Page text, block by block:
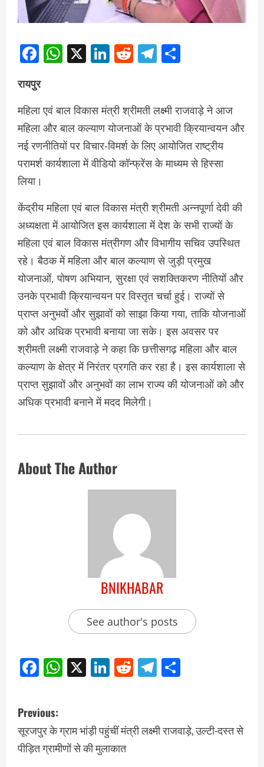
Facebook
WhatsApp
X LinkedIn
RedditTelegram
रायपुर
महिला एवं बाल विकास मंत्री श्रीमती लक्ष्मी राजवाड़े ने आज
महिला और बाल कल्याण योजनाओं के प्रभावी क्रियान्वयन और
नई रणनीतियों पर विचार-विमर्श के लिए आयोजित राष्ट्रीय
परामर्श कार्यशाला में वीडियो कॉन्फ्रेंस के माध्यम से हिस्सा
लिया।
केंद्रीय महिला एवं बाल विकास मंत्री श्रीमती अन्नपूर्णा देवी की
अध्यक्षता में आयोजित इस कार्यशाला में देश के सभी राज्यों के
महिला एवं बाल विकास मंत्रीगण और विभागीय सचिव उपस्थित
रहे। बैठक में महिला और बाल कल्याण से जुड़ी प्रमुख
योजनाओं, पोषण अभियान, सुरक्षा एवं सशक्तिकरण नीतियों और
उनके प्रभावी क्रियान्वयन पर विस्तृत चर्चा हुई। राज्यों से
प्राप्त अनुभवों और सुझावों को साझा किया गया, ताकि योजनाओं
को और अधिक प्रभावी बनाया जा सके। इस अवसर पर
श्रीमती लक्ष्मी राजवाड़े ने कहा कि छत्तीसगढ़ महिला और बाल
कल्याण के क्षेत्र में निरंतर प्रगति कर रहा है। इस कार्यशाला से
प्राप्त सुझावों और अनुभवों का लाभ राज्य की योजनाओं को और
अधिक प्रभावी बनाने में मदद मिलेगी।
About The Author
BNIKHABAR
See author's posts
Facebook
WhatsApp
X LinkedIn
RedditTelegram
Previous:
सूरजपुर के ग्राम भांड़ी पहुंचीं मंत्री लक्ष्मी राजवाड़े, उल्टी-दस्त से
पीड़ित ग्रामीणों से की मुलाकात